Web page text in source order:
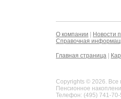
О компании Новости
Справочная
Главная страница
Copyrights © 2026.
Пенсионное
Телефон: (495) 741-70-